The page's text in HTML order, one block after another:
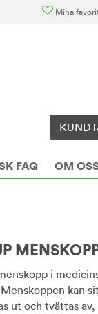
Mina
FAQ OM
i
kan
ut och tvättas av,